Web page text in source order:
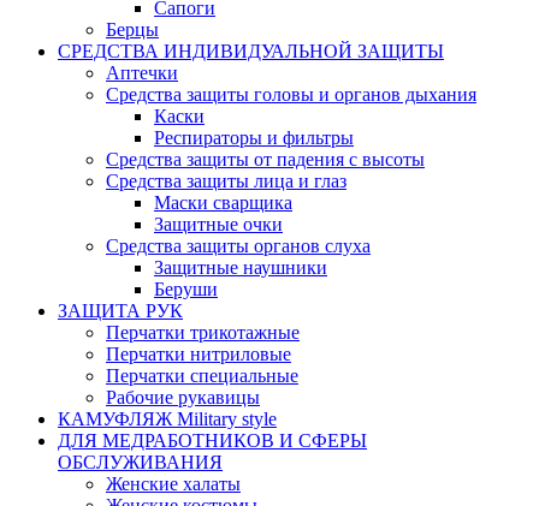
Сапоги
Берцы
СРЕДСТВА ИНДИВИДУАЛЬНОЙ ЗАЩИТЫ
Аптечки
Средства защиты головы и органов дыхания
Каски
Респираторы и фильтры
Средства защиты от падения с высоты
Средства защиты лица и глаз
Маски сварщика
Защитные очки
Средства защиты органов слуха
Защитные наушники
Беруши
ЗАЩИТА РУК
Перчатки трикотажные
Перчатки нитриловые
Перчатки специальные
Рабочие рукавицы
КАМУФЛЯЖ Military style
ДЛЯ МЕДРАБОТНИКОВ И СФЕРЫ
ОБСЛУЖИВАНИЯ
Женские халаты